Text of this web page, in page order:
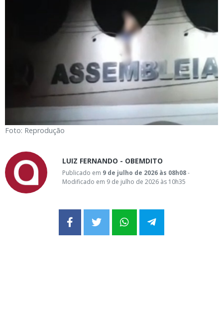
Foto: Reprodução
LUIZ FERNANDO - OBEMDITO
Publicado em 9 de julho de 2026 às 08h08-
Modificado em 9 de julho de 2026 às 10h35